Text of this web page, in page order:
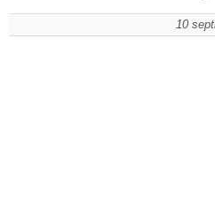
10